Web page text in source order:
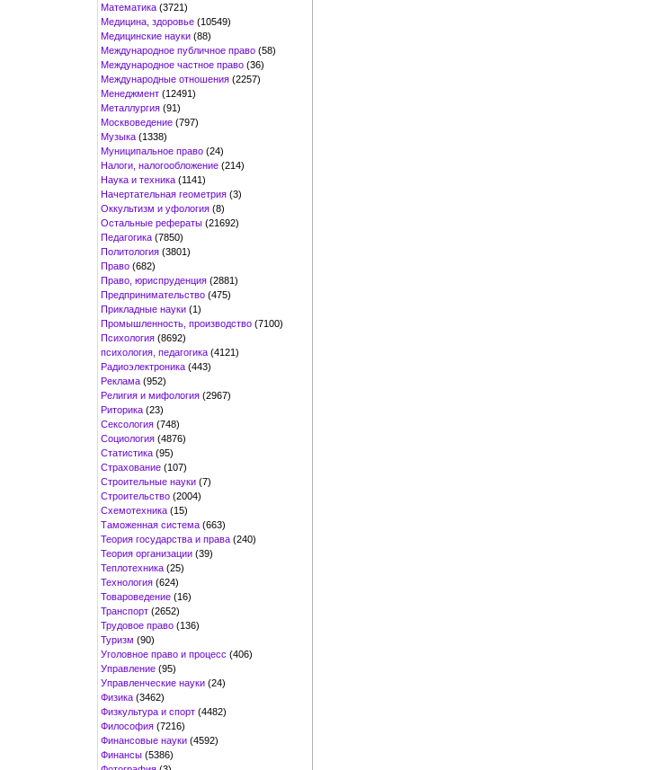
Математика (3721)
Медицина, здоровье (10549)
Медицинские науки (88)
Международное публичное право (58)
Международное частное право (36)
Международные отношения (2257)
Менеджмент (12491)
Металлургия (91)
Москвоведение (797)
Музыка (1338)
Муниципальное право (24)
Налоги, налогообложение (214)
Наука и техника (1141)
Начертательная геометрия (3)
Оккультизм и уфология (8)
Остальные рефераты (21692)
Педагогика (7850)
Политология (3801)
Право (682)
Право, юриспруденция (2881)
Предпринимательство (475)
Прикладные науки (1)
Промышленность, производство (7100)
Психология (8692)
психология, педагогика (4121)
Радиоэлектроника (443)
Реклама (952)
Религия и мифология (2967)
Риторика (23)
Сексология (748)
Социология (4876)
Статистика (95)
Страхование (107)
Строительные науки (7)
Строительство (2004)
Схемотехника (15)
Таможенная система (663)
Теория государства и права (240)
Теория организации (39)
Теплотехника (25)
Технология (624)
Товароведение (16)
Транспорт (2652)
Трудовое право (136)
Туризм (90)
Уголовное право и процесс (406)
Управление (95)
Управленческие науки (24)
Физика (3462)
Физкультура и спорт (4482)
Философия (7216)
Финансовые науки (4592)
Финансы (5386)